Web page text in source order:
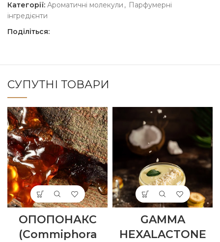
Категорії: Ароматичні молекули , Парфумерні
інгредієнти
Поділіться:
СУПУТНІ ТОВАРИ
ОПОПОНАКС
(Commiphora
GAMMA
HEXALACTONE